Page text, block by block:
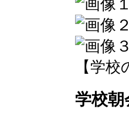
【学
学校